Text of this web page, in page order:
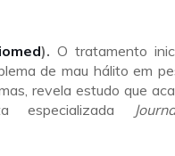
). O tratamento
de mau hálito em
revela estudo que
especializada